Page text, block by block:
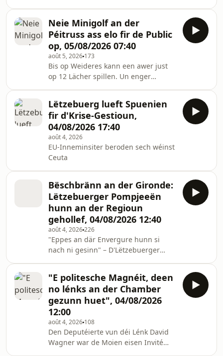
Neie Minigolf an der
Péitruss ass elo fir de Public
op, 05/08/2026 07:40
août 5, 2026 173
Bis op Weideres kann een awer just
op 12 Lächer spillen. Un enger
Polfer.
Lëtzebuerg lueft Spuenien
fir d'Krise-Gestioun,
04/08/2026 17:40
août 4, 2026
EU-Inneminsiter beroden sech wéinst
Ceuta
Bëschbränn an der Gironde:
Lëtzebuerger Pompjeeën
hunn an der Regioun
gehollef, 04/08/2026 12:40
août 4, 2026226
"Eppes an där Envergure hunn si
nach ni gesinn" – D'Lëtzebuerger
"E politesche Magnéit, deen
no lénks an der Chamber
gezunn huet", 04/08/2026
12:00
août 4, 2026 108
Den Deputéierte vun déi Lénk David
Wagner war de Moien eisen Invité